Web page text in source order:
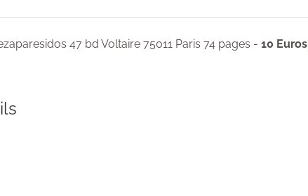
47 bd Voltaire 75011 Paris 74 pages -10 Euros